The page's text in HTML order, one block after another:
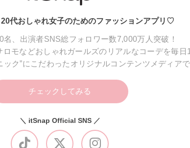
20代おしゃれ女子のためのファッションアプリ♡
名、出演者SNS総フォロワー数7,000万人突破！
モなどおしゃれガールズのリアルなコーデを毎日
ック”にこだわったオリジナルコンテンツメディアで
チェックしてみる
＼ itSnap Official SNS ／